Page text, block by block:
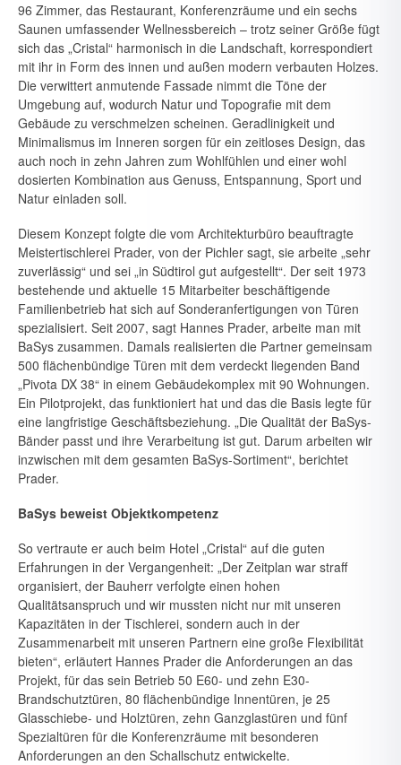
96 Zimmer, das Restaurant, Konferenzräume und ein sechs
Saunen um­fassender Wellnessbereich – trotz seiner Größe fügt
sich das „Cristal“ harmonisch in die Landschaft, korrespondiert
mit ihr in Form des innen und außen modern verbauten Holzes.
Die verwittert anmutende Fassa­de nimmt die Töne der
Umgebung auf, wodurch Natur und Topografie mit dem
Gebäude zu verschmelzen scheinen. Geradlinigkeit und
Minimalismus im Inneren sorgen für ein zeitloses Design, das
auch noch in zehn Jahren zum Wohlfühlen und einer wohl
dosierten Kombination aus Genuss, Entspannung, Sport und
Natur einladen soll.
Diesem Konzept folgte die vom Architekturbüro beauftragte
Meister­tischlerei Prader, von der Pichler sagt, sie arbeite „sehr
zuverlässig“ und sei „in Südtirol gut aufgestellt“. Der seit 1973
bestehende und aktuelle 15 Mitarbeiter beschäftigende
Familienbetrieb hat sich auf Sonderanfer­tigungen von Türen
spezialisiert. Seit 2007, sagt Hannes Prader, arbeite man mit
BaSys zusammen. Damals realisierten die Partner gemeinsam
500 flächenbündige Türen mit dem verdeckt liegenden Band
„Pivota DX 38“ in einem Gebäudekomplex mit 90 Wohnungen.
Ein Pilotprojekt, das funktioniert hat und das die Basis legte für
eine langfristige Geschäfts­beziehung. „Die Qualität der BaSys-
Bänder passt und ihre Verarbeitung ist gut. Darum arbeiten wir
inzwischen mit dem gesamten BaSys-Sortiment“, berichtet
Prader.
BaSys beweist Objektkompetenz
So vertraute er auch beim Hotel „Cristal“ auf die guten
Erfahrungen in der Vergangenheit: „Der Zeitplan war straff
organisiert, der Bauherr verfolgte einen hohen
Qualitätsanspruch und wir mussten nicht nur mit unseren
Kapazitäten in der Tischlerei, sondern auch in der
Zusammen­arbeit mit unseren Partnern eine große Flexibilität
bieten“, erläutert Hannes Prader die Anforderungen an das
Projekt, für das sein Betrieb 50 E60- und zehn E30-
Brandschutztüren, 80 flächenbündige Innentüren, je 25
Glasschiebe- und Holztüren, zehn Ganzglastüren und fünf
Spezialtü­ren für die Konferenzräume mit besonderen
Anforderungen an den Schallschutz entwickelte.